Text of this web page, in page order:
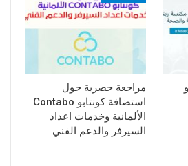
مراجعة حصرية حول
استضافة كونتابو Contabo
الألمانية وخدمات اعداد
السيرفر والدعم الفني